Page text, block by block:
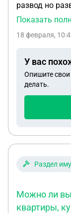
развод но
примерно
этого
автомобиля
Показать
18 февраля,
У вас
Опишите
делать.
Раздел
Можно ли
квартиры,